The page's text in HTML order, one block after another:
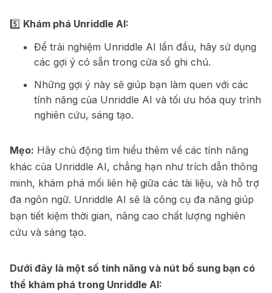
5️⃣ Khám phá Unriddle AI:
Để trải nghiệm Unriddle AI lần đầu, hãy sử dụng
các gợi ý có sẵn trong cửa sổ ghi chú.
Những gợi ý này sẽ giúp bạn làm quen với các
tính năng của Unriddle AI và tối ưu hóa quy trình
nghiên cứu, sáng tạo.
Mẹo: Hãy chủ động tìm hiểu thêm về các tính năng
khác của Unriddle AI, chẳng hạn như trích dẫn thông
minh, khám phá mối liên hệ giữa các tài liệu, và hỗ trợ
đa ngôn ngữ. Unriddle AI sẽ là công cụ đa năng giúp
bạn tiết kiệm thời gian, nâng cao chất lượng nghiên
cứu và sáng tạo.
Dưới đây là một số tính năng và nút bổ sung bạn có
thể khám phá trong Unriddle AI: